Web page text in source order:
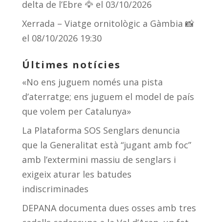
delta de l’Ebre 🦅 el 03/10/2026
Xerrada – Viatge ornitològic a Gàmbia 📸
el 08/10/2026 19:30
Últimes notícies
«No ens juguem només una pista
d’aterratge; ens juguem el model de país
que volem per Catalunya»
La Plataforma SOS Senglars denuncia
que la Generalitat està “jugant amb foc”
amb l’extermini massiu de senglars i
exigeix aturar les batudes
indiscriminades
DEPANA documenta dues osses amb tres